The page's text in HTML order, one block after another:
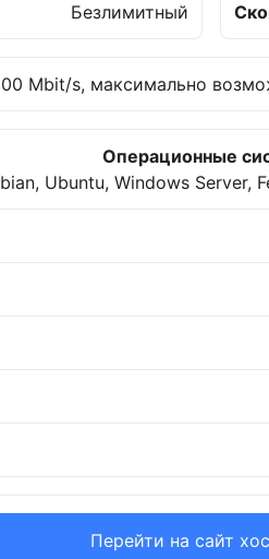
Безлимитный
Mbit/s, максимально
Операционные
Ubuntu, Windows Server,
Перейти на сайт